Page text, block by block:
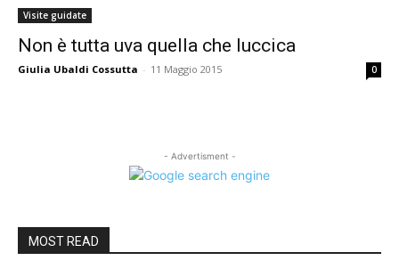
Visite guidate
Non è tutta uva quella che luccica
Giulia Ubaldi Cossutta - 11 Maggio 2015 0
- Advertisment -
MOST READ